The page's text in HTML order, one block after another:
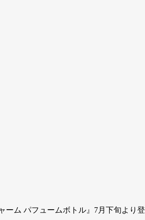
ーム パフュームボトル』7月下旬より